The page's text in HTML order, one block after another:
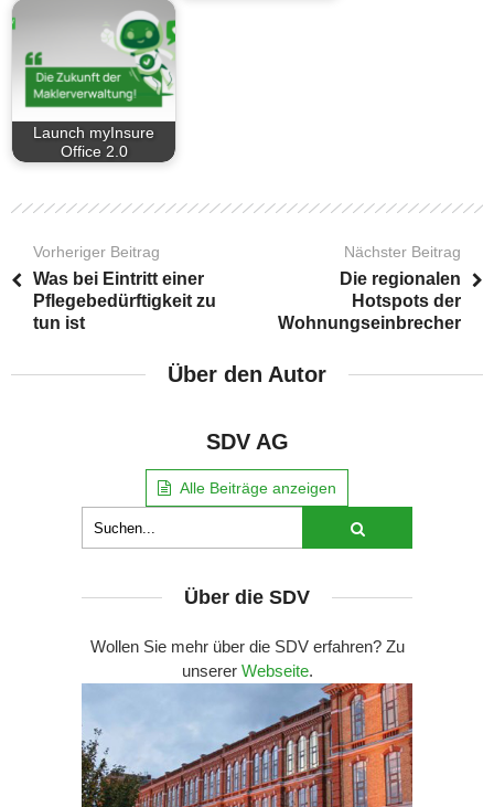
Launch myInsure
Office 2.0
Vorheriger Beitrag
Was bei Eintritt einer
Pflegebedürftigkeit zu
tun ist
Nächster Beitrag
Die regionalen
Hotspots der
Wohnungseinbrecher
Über den Autor
SDV AG
Alle Beiträge anzeigen
Über die SDV
Wollen Sie mehr über die SDV erfahren? Zu
unserer Webseite.